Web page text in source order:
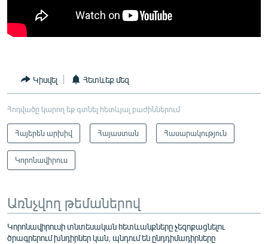
Կիսվել Հետևեք մեզ
Հոդվածը կարող եք գտնել հետևյալ բաժիններում
Հայերեն արխիվ Հայաստան Հասարակություն
Կորոնավիրուս
Առնչվող թեմաներով
Կորոնավիրուսի տնտեսական հետևանքները չեզոքացնելու
ծրագրերում խնդիրներ կան, պնդում են ընդդիմադիրները